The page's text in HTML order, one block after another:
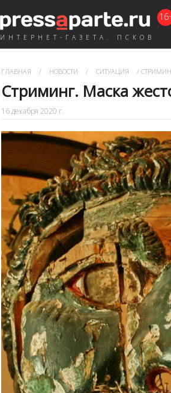
ИНТЕРНЕТ-ГАЗЕТА. ПСКОВ
ГЛАВНАЯ / НОВОСТИ / СИТУАЦИЯ /
Стриминг. Маска
16 декабря 2020 г.